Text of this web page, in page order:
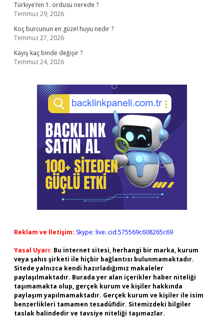
Türkiye’nin 1. ordusu nerede ?
Temmuz 29, 2026
Koç burcunun en güzel huyu nedir ?
Temmuz 27, 2026
Kayış kaç binde değişir ?
Temmuz 24, 2026
Reklam ve İletişim: Skype: live:.cid.575569c608265c69
Yasal Uyarı: Bu internet sitesi, herhangi bir marka, kurum
veya şahıs şirketi ile hiçbir bağlantısı bulunmamaktadır.
Sitede yalnızca kendi hazırladığımız makaleler
paylaşılmaktadır. Burada yer alan içerikler haber niteliği
taşımamakta olup, gerçek kurum ve kişiler hakkında
paylaşım yapılmamaktadır. Gerçek kurum ve kişiler ile isim
benzerlikleri tamamen tesadüfidir. Sitemizdeki bilgiler
taslak halindedir ve tavsiye niteliği taşımazlar.